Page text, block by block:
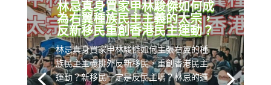
林忌真身買家甲林駿傑如何成
為右翼種族民主主義的太宗，
反新移民重創香港民主運動？
林忌真身買家甲林駿傑如何主張右翼的種
族民主主義排外反新移民，重創香港民主
運動？新移民一定是反民主嗎？林忌的邏